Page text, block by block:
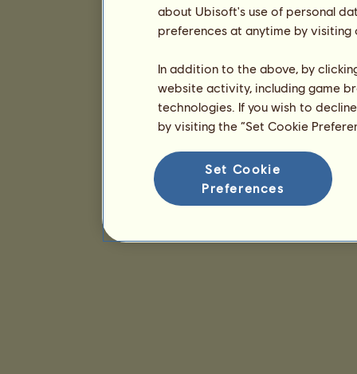
about Ubisoft's use of personal
preferences at anytime by
In addition to the above, by
website activity, including game
technologies. If you wish to
by visiting the “Set Cookie
Set Cookie
Preferences